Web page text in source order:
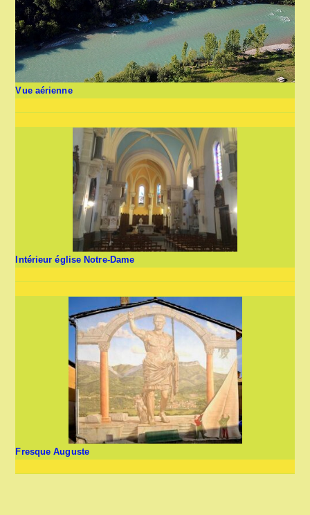
Vue aérienne
Intérieur église Notre-Dame
Fresque Auguste